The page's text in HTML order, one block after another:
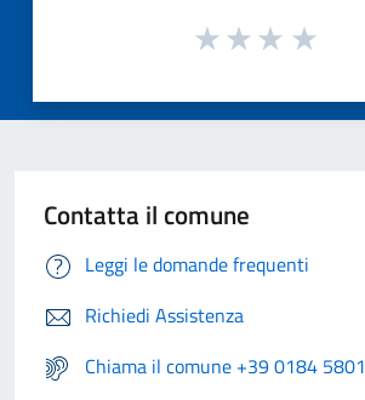
Contatta il comune
Leggi le domande frequenti
Richiedi Assistenza
Chiama il comune +39 0184 5801